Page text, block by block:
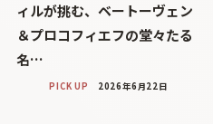
ィルが挑む、ベートーヴェン
＆プロコフィエフの堂々たる
名…
PICK UP 2026年6月22日